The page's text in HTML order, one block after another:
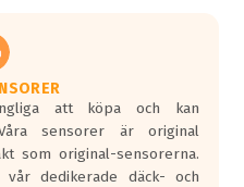
2016.
redan
varaatt köpa och kan
sensorer är original
som original-sensorerna.
dedikerade däck- och